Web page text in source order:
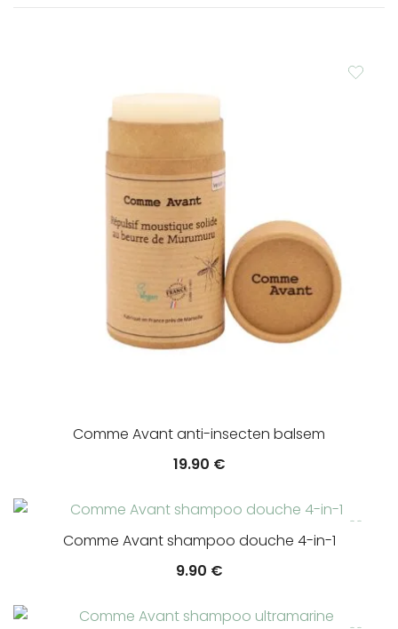
Comme Avant anti-insecten balsem
19.90 €
Comme Avant shampoo douche 4-in-1
9.90 €